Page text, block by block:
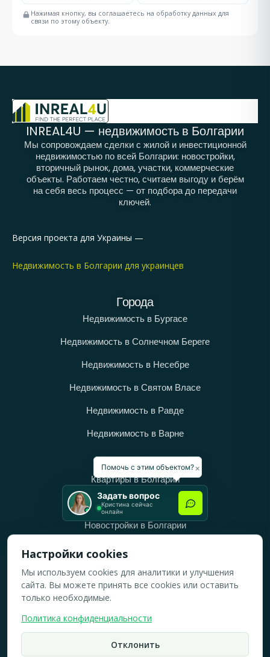
Нажимая кнопку, вы соглашаетесь на обработку данных для
связи по этому объекту.
INREAL4U — недвижимость в Болгарии
Мы сопровождаем сделки с жилой и инвестиционной
недвижимостью по всей Болгарии: новостройки,
вторичный рынок, дома, участки, коммерческие
объекты. Работаем честно, считаем выгоду и берём
на себя весь процесс — от подбора до передачи
ключей.
Версия проекта для Украины —
Недвижимость в Болгарии для украинцев
Города
Недвижимость в Бургасе
Недвижимость в Солнечном Береге
Недвижимость в Несебре
Недвижимость в Святом Власе
Недвижимость в Равде
Недвижимость в Варне
Категории
Квартиры в Болгарии
Дома в Болгарии
Новостройки в Болгарии
Вторичное жильё в Болгарии
Рабочее время
ПН-ПТ: 10:00 — 18:00
ВС: Выходной
2019-2026 © Все права защищены.
×
Помочь с этим объектом?
Задать вопрос
Кристина сейчас
онлайн
Настройки cookies
Мы используем cookies для аналитики и улучшения
сайта. Вы можете принять все cookies или оставить
только необходимые.
Политика конфиденциальности
Отклонить